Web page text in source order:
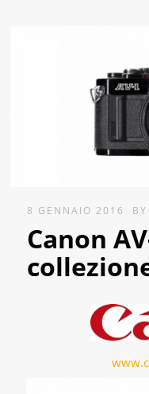
8 GENNAIO 2016 BY
Canon